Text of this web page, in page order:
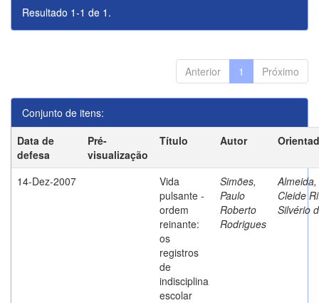
Resultado 1-1 de 1.
Anterior 1 Próximo
Conjunto de itens:
Data de
defesa
Pré-
visualização
Título Autor
14-Dez-2007
Vida
pulsante -
ordem
reinante:
os
registros
de
indisciplina
escolar
Simões,
Paulo
Roberto
Rodrigues
Almeida,
Cleide
Silvério